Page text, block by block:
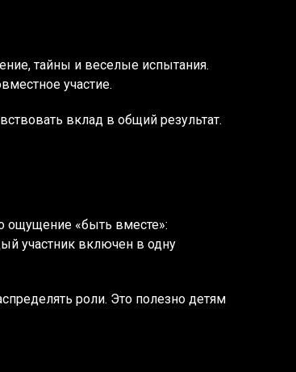
тайны и веселые испытания.
участие.
вклад в общий результат.
ощущение «быть вместе»:
участник включен в одну
роли. Это полезно детям